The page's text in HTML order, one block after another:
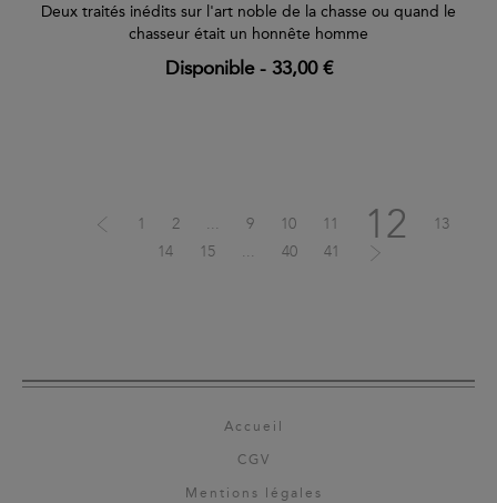
Deux traités inédits sur l'art noble de la chasse ou quand le
chasseur était un honnête homme
Disponible- 33,00 €
1 2 ... 9 10 11 12
13
14
15 ... 40 41
Accueil
CGV
Mentions légales